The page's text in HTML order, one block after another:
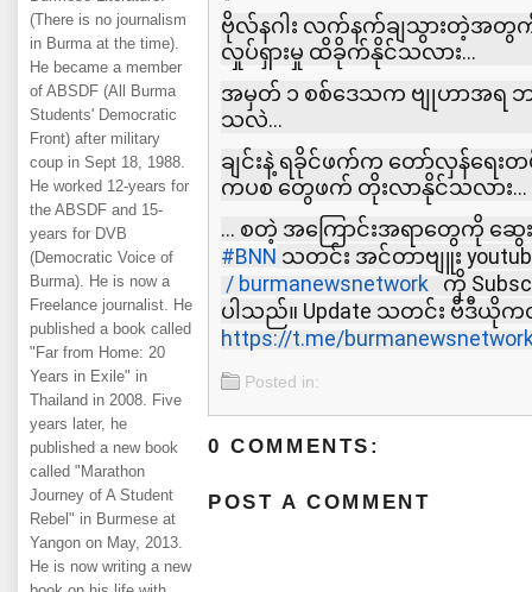
(There is no journalism
in Burma at the time).
He became a member
of ABSDF (All Burma
Students' Democratic
Front) after military
coup in Sept 18, 1988.
He worked 12-years for
the ABSDF and 15-
years for DVB
(Democratic Voice of
Burma). He is now a
Freelance journalist. He
published a book called
"Far from Home: 20
Years in Exile" in
Thailand in 2008. Five
years later, he
published a new book
called "Marathon
Journey of A Student
Rebel" in Burmese at
Yangon on May, 2013.
He is now writing a new
ဗိုလ်နဂါး လက်နက်ချသွားတဲ့အတွက်
လှုပ်ရှားမှု ထိခိုက်နိုင်သလား...
အမှတ် ၁ စစ်ဒေသက ဗျုဟာအရ
သလဲ...
ချင်းနဲ့ ရခိုင်ဖက်က တော်လှန်ရေးတ
ကပစ တွေဖက် တိုးလာနိုင်သလား...
... စတဲ့ အကြောင်းအရာတွေကို ဆွေ
#BNN သတင်း အင်တာဗျူး
/ burmanewsnetwork⁩
ကို
ပါသည်။ Update သတင်း ဗီဒီယိုက
https://t.me/
Posted in:
0 COMMENTS:
POST A COMMENT